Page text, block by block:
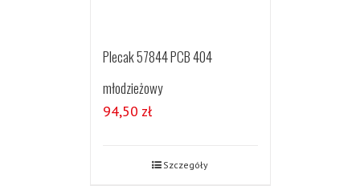
Plecak 57844 PCB 404
młodzieżowy
94,50 zł
Szczegóły